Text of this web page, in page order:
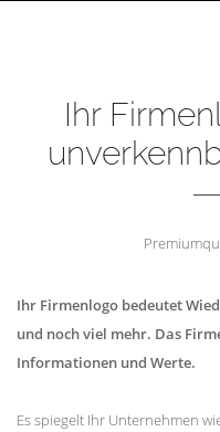
Ihr
Ihr Firmenlogo bedeutet
und noch viel mehr. Das
Informationen und Werte.
Es spiegelt Ihr Unternehmen